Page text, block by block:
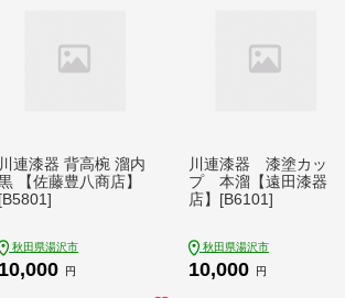
連漆器 背高椀 溜内
藤豊八商店】
秋田県湯沢市
円
川連漆器 漆塗カッ
プ 本溜【遠田漆器
店】[B6101]
秋田県湯沢市
10,000 円